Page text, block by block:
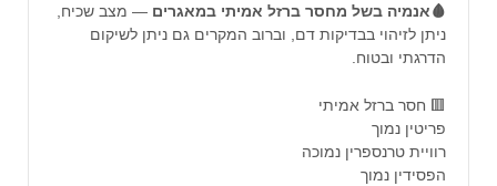
🩸אנמיה בשל מחסר ברזל אמיתי במאגרים — מצב שכיח,
ניתן לזיהוי בבדיקות דם, וברוב המקרים גם ניתן לשיקום
הדרגתי ובטוח.
🟥 חסר ברזל אמיתי
פריטין נמוך
רוויית טרנספרין נמוכה
הפסידין נמוך